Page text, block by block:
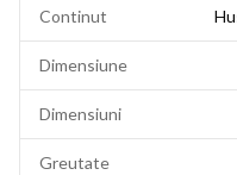
Continut
Dimensiune
Dimensiuni
Greutate